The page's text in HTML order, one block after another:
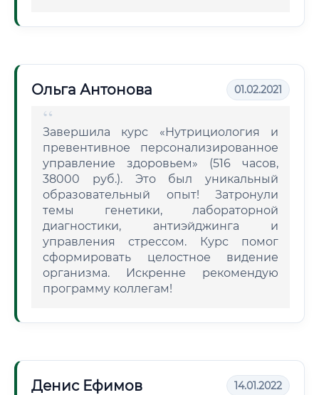
Ольга Антонова 01.02.2021
Завершила курс «Нутрициология и
превентивное персонализированное
управление здоровьем» (516 часов,
38000 руб.). Это был уникальный
образовательный опыт! Затронули
темы генетики, лабораторной
диагностики, антиэйджинга и
управления стрессом. Курс помог
сформировать целостное видение
организма. Искренне рекомендую
программу коллегам!
Денис Ефимов 14.01.2022